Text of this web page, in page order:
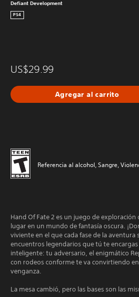
Defiant Development
PS4
US$29.99
Agregar al carrito
Referencia al alcohol, Sangre,
Hand Of Fate 2 es un juego de
lugar en un mundo de fantasía oscura.
viviente en el que cada fase de la aventura
encuentros legendarios que tú te
inteligente: tu adversario, el enigmático
con rodeos conforme te va convirtiendo
venganza.
La mesa cambió, pero las bases son las